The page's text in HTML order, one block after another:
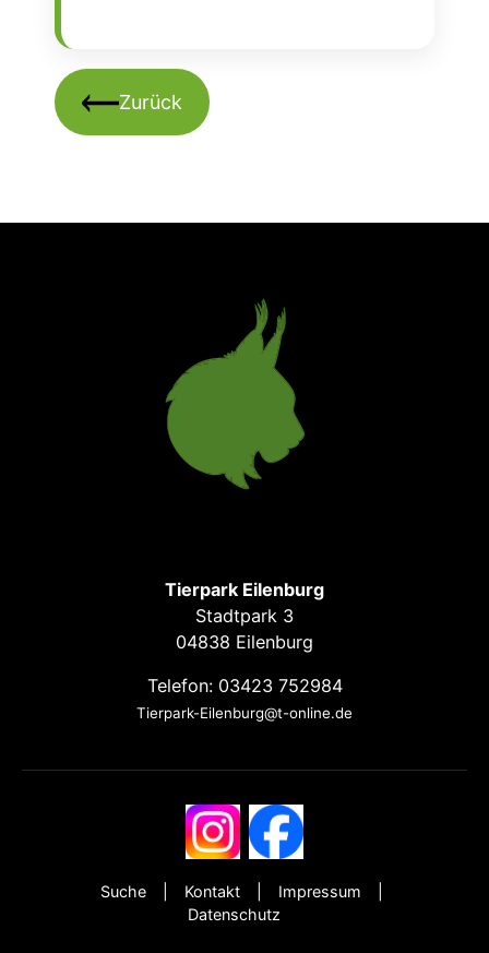
Zurück
Tierpark Eilenburg
Stadtpark 3
04838 Eilenburg
Telefon: 03423 752984
Tierpark-Eilenburg@t-online.de
Suche Kontakt
Impressum
Datenschutz